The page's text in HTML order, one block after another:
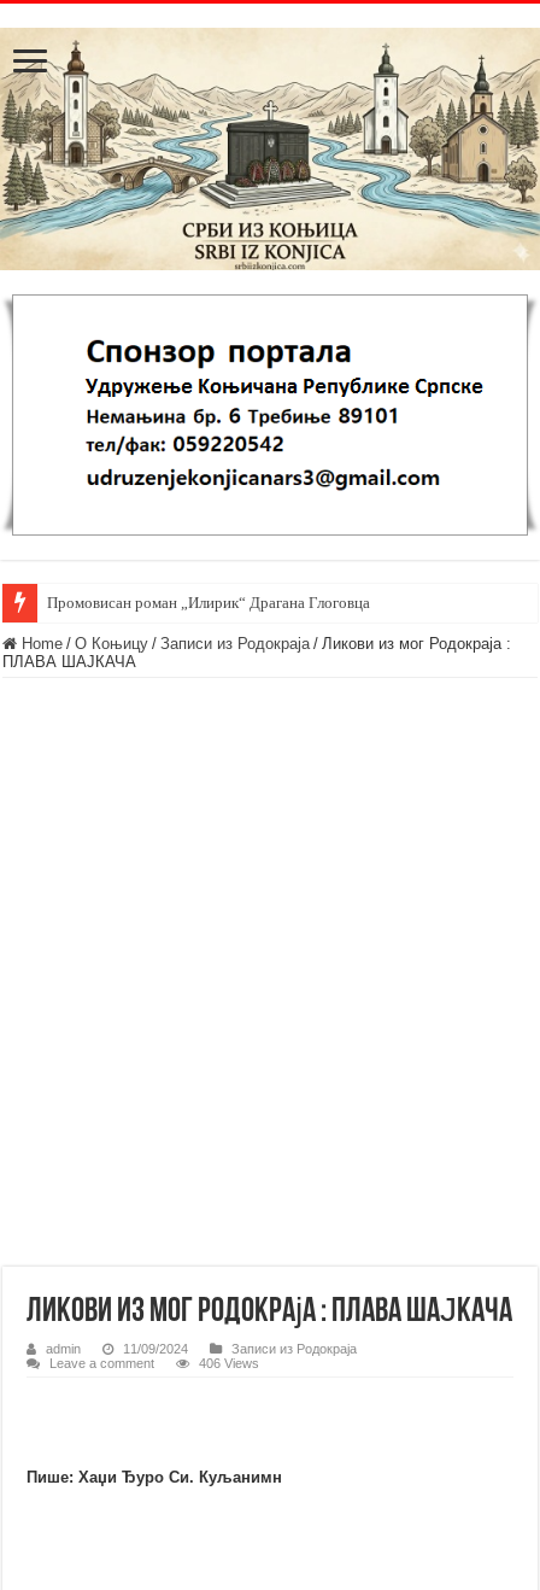
Промовисан роман „Илирик“ Драгана Глоговца
Home / О Коњицу / Записи из Родoкраја / Ликови из мог Родокраја :
ПЛАВА ШАЈКАЧА
Ликови из мог Родокраја : ПЛАВА ШАЈКАЧА
admin 11/09/2024
Записи из Родoкраја
Leave a comment
406 Views
Пише: Хаџи Ђуро Си. Куљанимн